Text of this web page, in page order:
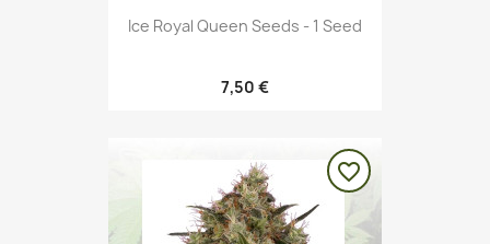
Ice Royal Queen Seeds - 1 Seed
7,50 €
favorite_border